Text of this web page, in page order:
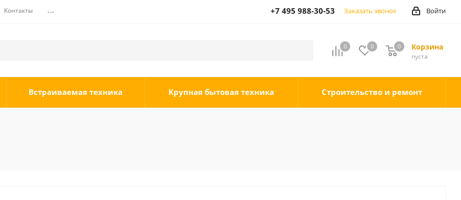
Контакты ... Войти
+7 495 988-30-53 Заказать звонок
0 0 Корзина
0
пуста
0
Встраиваемая техника Крупная бытовая техника Строительство и ремонт